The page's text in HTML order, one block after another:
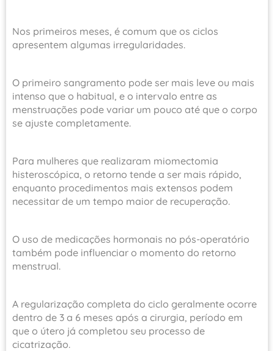
Nos primeiros meses, é comum que os ciclos
apresentem algumas irregularidades.
O primeiro sangramento pode ser mais leve ou mais
intenso que o habitual, e o intervalo entre as
menstruações pode variar um pouco até que o corpo
se ajuste completamente.
Para mulheres que realizaram miomectomia
histeroscópica, o retorno tende a ser mais rápido,
enquanto procedimentos mais extensos podem
necessitar de um tempo maior de recuperação.
O uso de medicações hormonais no pós-operatório
também pode influenciar o momento do retorno
menstrual.
A regularização completa do ciclo geralmente ocorre
dentro de 3 a 6 meses após a cirurgia, período em
que o útero já completou seu processo de
cicatrização.